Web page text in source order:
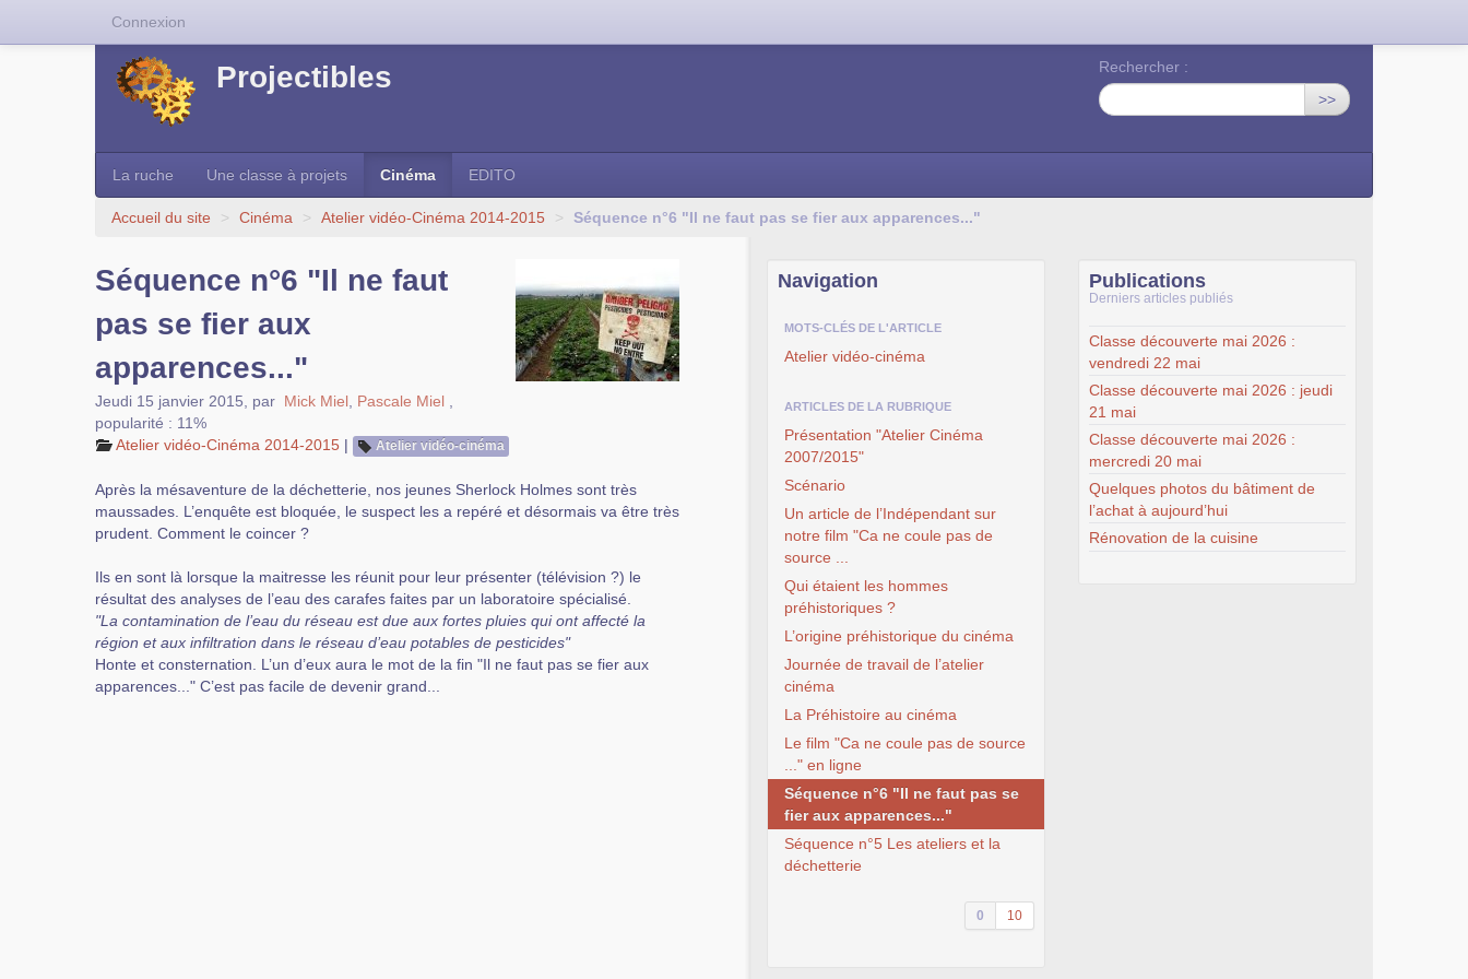
Projectibles
Rechercher :
>>
La ruche Une classe à projets Cinéma EDITO
Accueil du site > Cinéma > Atelier vidéo-Cinéma 2014-2015 > Séquence n°6 "Il ne faut pas se fier aux apparences..."
Séquence n°6 "Il ne faut
pas se fier aux
apparences..."
Jeudi 15 janvier 2015 par Mick Miel Pascale Miel
popularité : 11%
Atelier vidéo-Cinéma 2014-2015 | Atelier vidéo-cinéma
Après la mésaventure de la déchetterie, nos jeunes Sherlock Holmes sont très
maussades. L’enquête est bloquée, le suspect les a repéré et désormais va être très
prudent. Comment le coincer ?
Ils en sont là lorsque la maitresse les réunit pour leur présenter (télévision ?) le
résultat des analyses de l’eau des carafes faites par un laboratoire spécialisé.
"La contamination de l’eau du réseau est due aux fortes pluies qui ont affecté la
région et aux infiltration dans le réseau d’eau potables de pesticides"
Honte et consternation. L’un d’eux aura le mot de la fin "Il ne faut pas se fier aux
apparences..." C’est pas facile de devenir grand...
Navigation
MOTS-CLÉS DE L'ARTICLE
Atelier vidéo-cinéma
ARTICLES DE LA RUBRIQUE
Présentation "Atelier Cinéma
2007/2015"
Scénario
Un article de l’Indépendant sur
notre film "Ca ne coule pas de
source ...
Qui étaient les hommes
préhistoriques ?
L’origine préhistorique du cinéma
Journée de travail de l’atelier
cinéma
La Préhistoire au cinéma
Le film "Ca ne coule pas de source
..." en ligne
Séquence n°6 "Il ne faut pas se
fier aux apparences..."
Séquence n°5 Les ateliers et la
déchetterie
0 10
Publications
Derniers articles publiés
Classe découverte mai 2026 :
vendredi 22 mai
Classe découverte mai 2026 : jeudi
21 mai
Classe découverte mai 2026 :
mercredi 20 mai
Quelques photos du bâtiment de
l’achat à aujourd’hui
Rénovation de la cuisine
Connexion